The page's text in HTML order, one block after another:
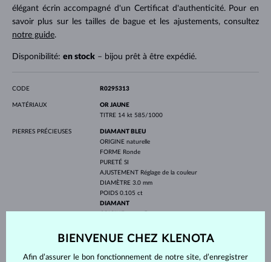
élégant écrin accompagné d'un Certificat d'authenticité. Pour en
savoir plus sur les tailles de bague et les ajustements, consultez
notre guide.
Disponibilité: en stock– bijou prêt à être expédié.
CODE R0295313
MATÉRIAUX
OR JAUNE
TITRE 14 kt 585/1000
PIERRES PRÉCIEUSES
DIAMANT BLEU
ORIGINE naturelle
FORME Ronde
PURETÉ SI
AJUSTEMENT Réglage de la couleur
DIAMÈTRE 3.0 mm
POIDS 0.105 ct
DIAMANT
PURETÉ SI
COULEUR
G
DIAMÈTRE2.5 mm
BIENVENUE CHEZ KLENOTA
Afin d’assurer le bon fonctionnement de notre site, d’enregistrer